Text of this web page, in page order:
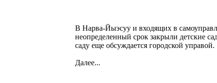
В Нарва-Йыэсуу и входящих в
неопределенный срок закрыли детские
саду еще обсуждается городской управой.
Далее...